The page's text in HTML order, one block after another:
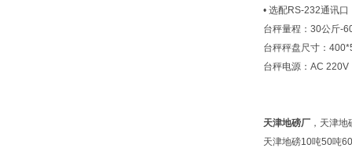
• 选配RS-232通讯
台秤量程：30公斤-
台秤秤盘尺寸：
台秤电源：AC
天津地磅厂 ，天津
天津地磅10吨50吨